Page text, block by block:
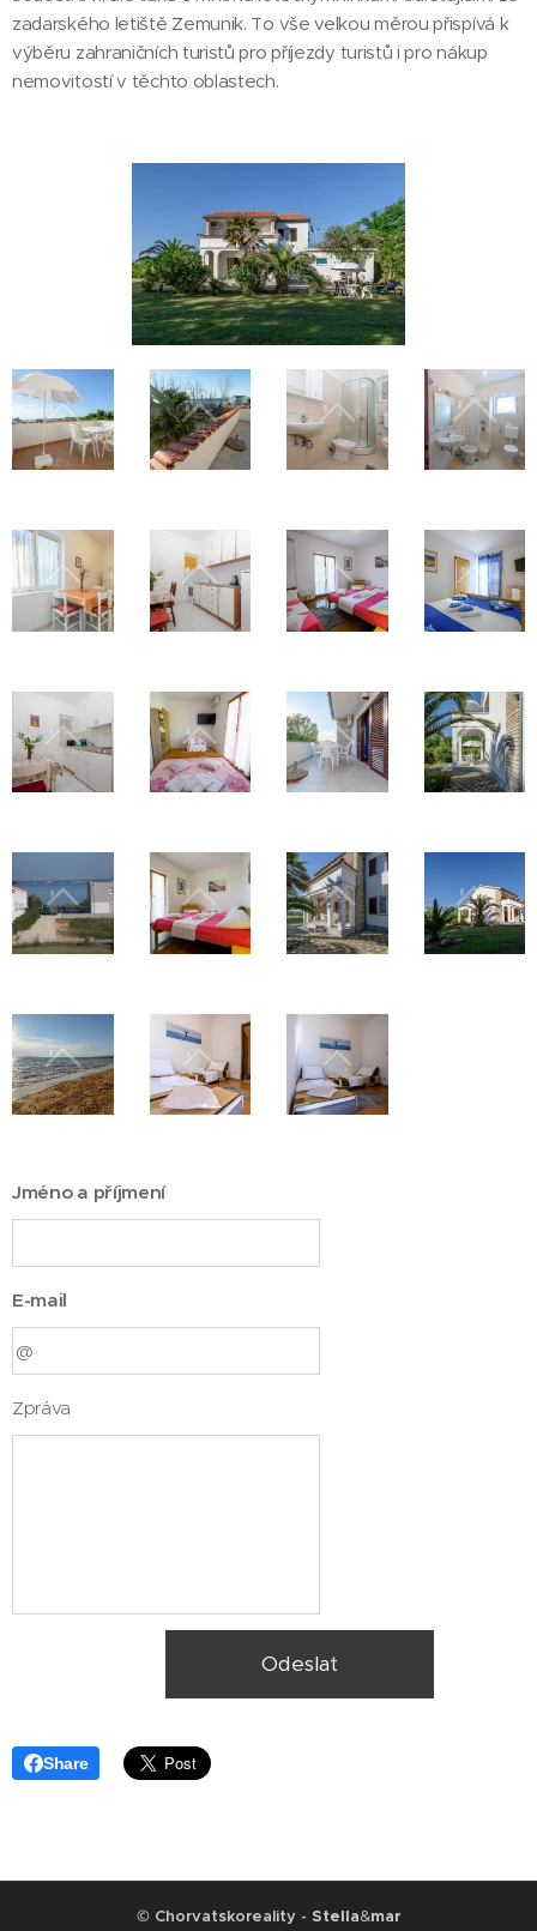
zadarského letiště Zemunik. To vše velkou měrou přispívá k
výběru zahraničních turistů pro příjezdy turistů i pro nákup
nemovitostí v těchto oblastech.
Jméno a příjmení
E-mail
Zpráva
Odeslat
Share
© Chorvatskoreality - Stella&mar